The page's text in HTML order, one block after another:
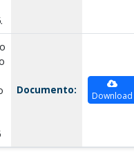
Documento: Download